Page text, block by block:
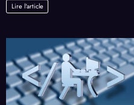
Lire l'article